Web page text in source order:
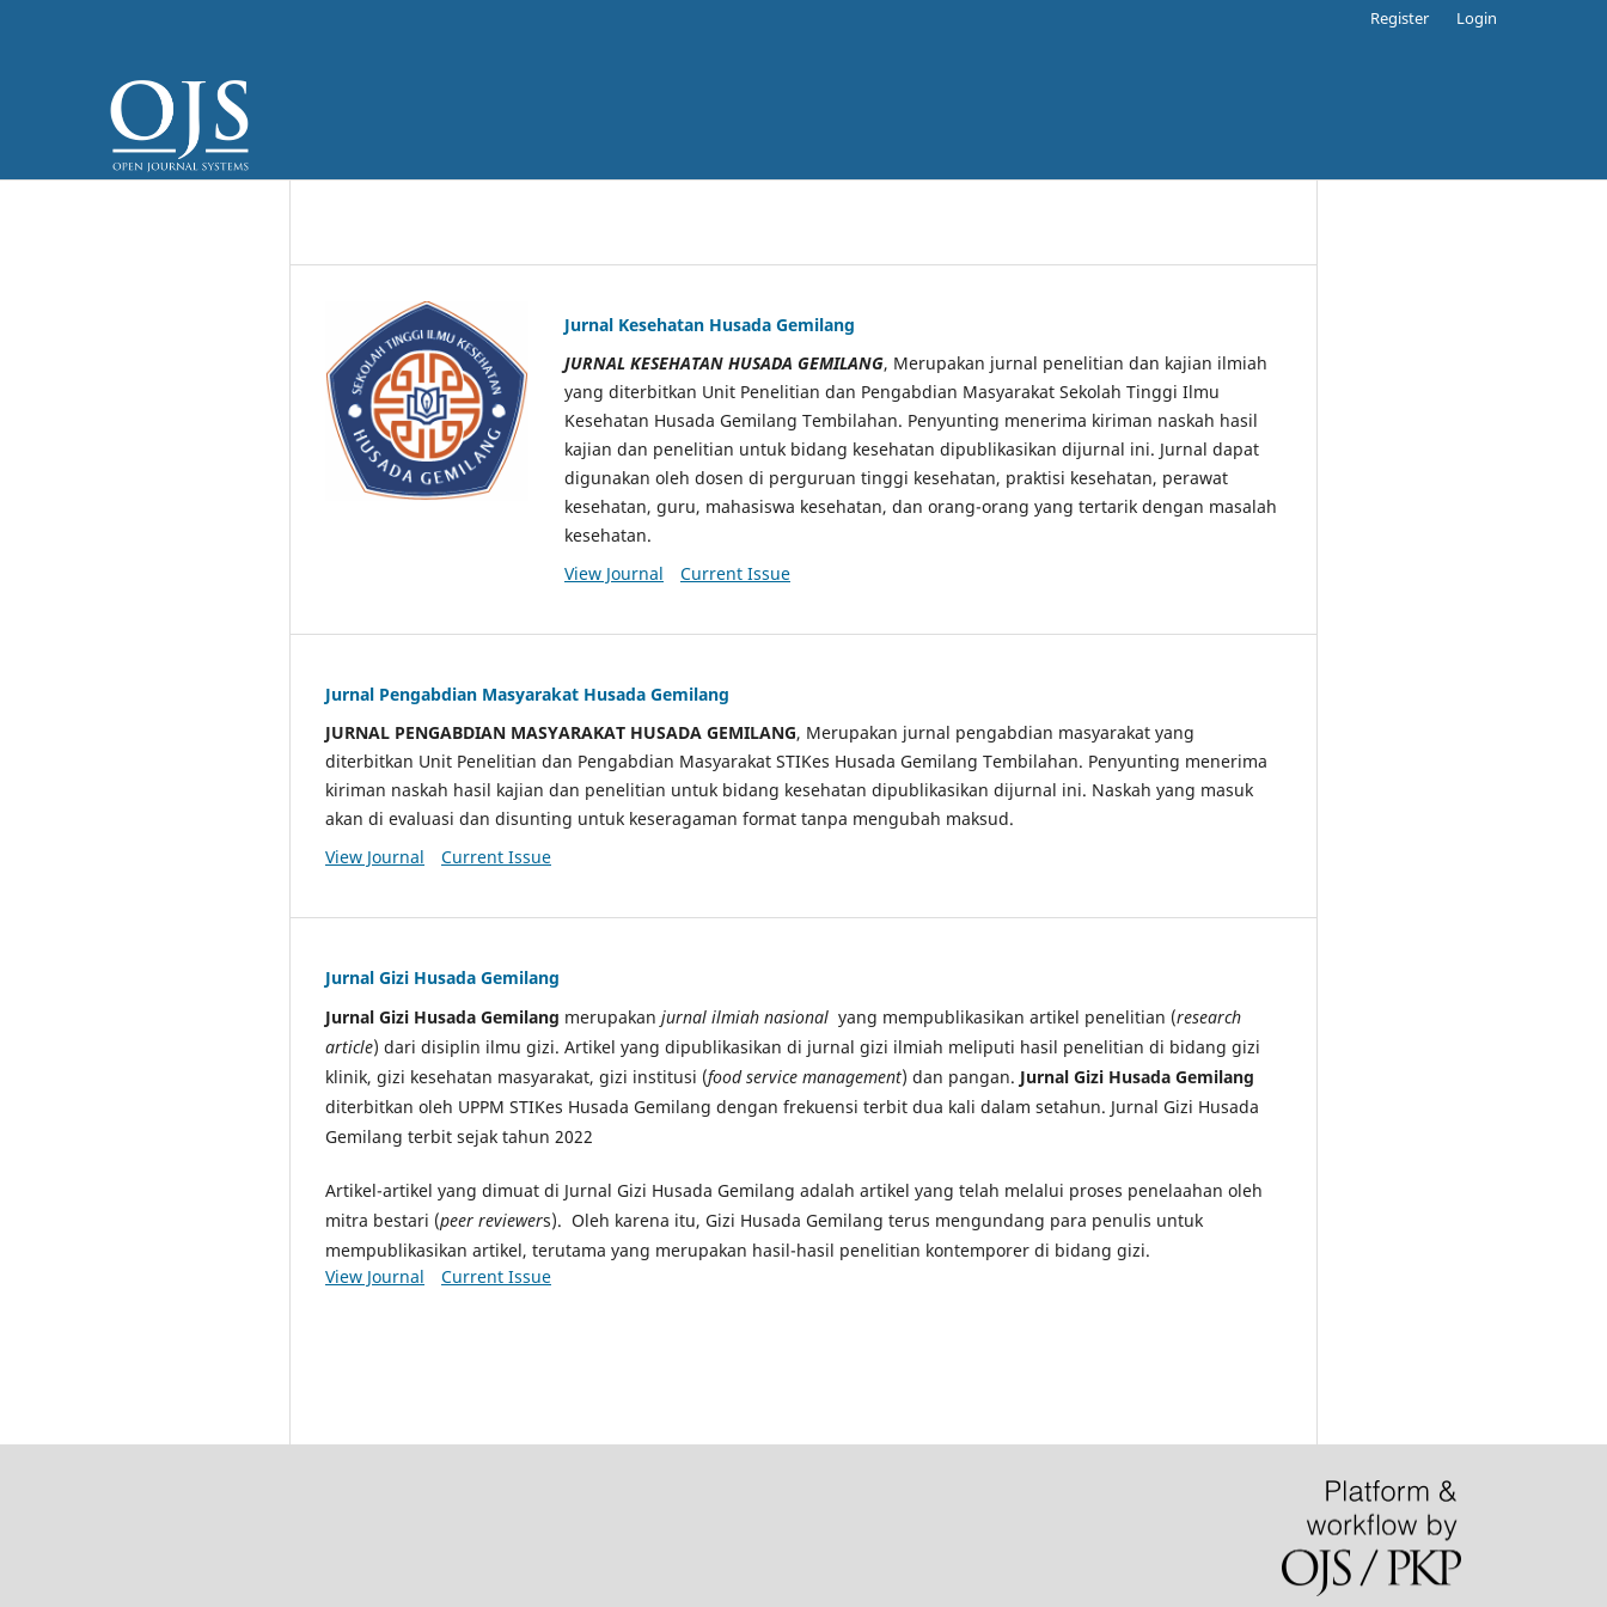
Register Login
Jurnal Kesehatan Husada Gemilang
JURNAL KESEHATAN HUSADA GEMILANG, Merupakan jurnal penelitian dan kajian ilmiah
yang diterbitkan Unit Penelitian dan Pengabdian Masyarakat Sekolah Tinggi Ilmu
Kesehatan Husada Gemilang Tembilahan. Penyunting menerima kiriman naskah hasil
kajian dan penelitian untuk bidang kesehatan dipublikasikan dijurnal ini. Jurnal dapat
digunakan oleh dosen di perguruan tinggi kesehatan, praktisi kesehatan, perawat
kesehatan, guru, mahasiswa kesehatan, dan orang-orang yang tertarik dengan masalah
kesehatan.
View Journal
Current Issue
Jurnal Pengabdian Masyarakat Husada Gemilang
JURNAL PENGABDIAN MASYARAKAT HUSADA GEMILANG, Merupakan jurnal pengabdian masyarakat yang
diterbitkan Unit Penelitian dan Pengabdian Masyarakat STIKes Husada Gemilang Tembilahan. Penyunting menerima
kiriman naskah hasil kajian dan penelitian untuk bidang kesehatan dipublikasikan dijurnal ini. Naskah yang masuk
akan di evaluasi dan disunting untuk keseragaman format tanpa mengubah maksud.
View Journal
Current Issue
Jurnal Gizi Husada Gemilang
Jurnal Gizi Husada Gemilang merupakan jurnal ilmiah nasional yang mempublikasikan artikel penelitian (research
article) dari disiplin ilmu gizi. Artikel yang dipublikasikan di jurnal gizi ilmiah meliputi hasil penelitian di bidang gizi
klinik, gizi kesehatan masyarakat, gizi institusi (food service management) dan pangan. Jurnal Gizi Husada Gemilang
diterbitkan oleh UPPM STIKes Husada Gemilang dengan frekuensi terbit dua kali dalam setahun. Jurnal Gizi Husada
Gemilang terbit sejak tahun 2022
Artikel-artikel yang dimuat di Jurnal Gizi Husada Gemilang adalah artikel yang telah melalui proses penelaahan oleh
mitra bestari (peer reviewers). Oleh karena itu, Gizi Husada Gemilang terus mengundang para penulis untuk
mempublikasikan artikel, terutama yang merupakan hasil-hasil penelitian kontemporer di bidang gizi.
View Journal
Current Issue